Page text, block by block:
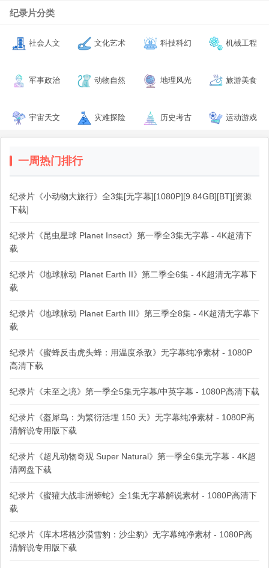
纪录片分类
社会人文 文化艺术 科技科幻 机械工程
军事政治 动物自然 地理风光 旅游美食
宇宙天文 灾难探险 历史考古 运动游戏
一周热门排行
纪录片《小动物大旅行》全3集[无字幕][1080P][9.84GB][BT][资源
下载]
纪录片《昆虫星球 Planet Insect》第一季全3集无字幕 - 4K超清下
载
纪录片《地球脉动 Planet Earth II》第二季全6集 - 4K超清无字幕下
载
纪录片《地球脉动 Planet Earth III》第三季全8集 - 4K超清无字幕下
载
纪录片《蜜蜂反击虎头蜂：用温度杀敌》无字幕纯净素材 - 1080P
高清下载
纪录片《未至之境》第一季全5集无字幕/中英字幕 - 1080P高清下载
纪录片《盔犀鸟：为繁衍活埋 150 天》无字幕纯净素材 - 1080P高
清解说专用版下载
纪录片《超凡动物奇观 Super Natural》第一季全6集无字幕 - 4K超
清网盘下载
纪录片《蜜獾大战非洲蟒蛇》全1集无字幕解说素材 - 1080P高清下
载
纪录片《库木塔格沙漠雪豹：沙尘豹》无字幕纯净素材 - 1080P高
清解说专用版下载